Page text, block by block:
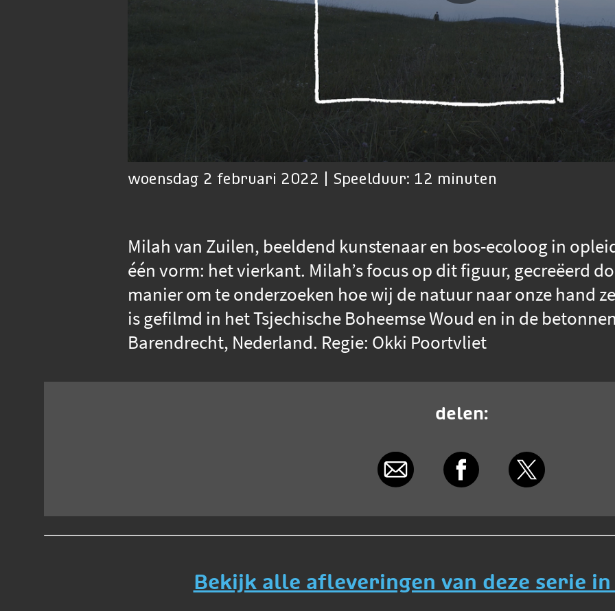
woensdag 2 februari 2022 | Speelduur: 12 minuten
Milah van Zuilen, beeldend kunstenaar en bos-ecoloog in
één vorm: het vierkant. Milah’s focus op dit figuur, gecreëerd
manier om te onderzoeken hoe wij de natuur naar onze hand
is gefilmd in het Tsjechische Boheemse Woud en in de
Barendrecht, Nederland. Regie: Okki Poortvliet
delen:
Bekijk alle afleveringen van deze serie